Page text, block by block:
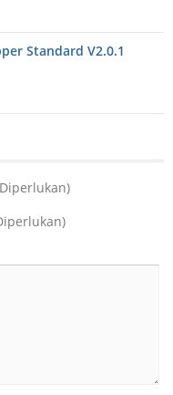
Standard V2.0.1